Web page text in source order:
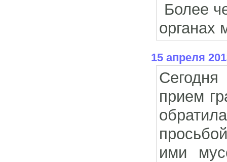
Более
органах
15 апреля
прием
ими